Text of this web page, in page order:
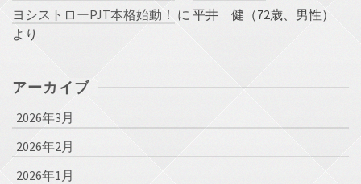
ヨシストローPJT本格始動！ に 平井 健（72歳、男性）
より
アーカイブ
2026年3月
2026年2月
2026年1月